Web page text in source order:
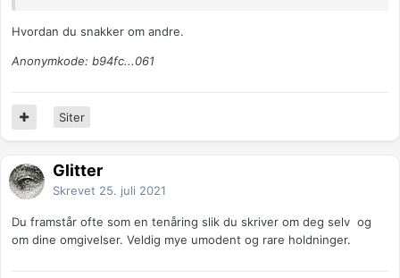
Hvordan du snakker om andre.
Anonymkode: b94fc...061
Siter
Glitter
Skrevet 25. juli 2021
Du framstår ofte som en tenåring slik du skriver om deg selv og
om dine omgivelser. Veldig mye umodent og rare holdninger.